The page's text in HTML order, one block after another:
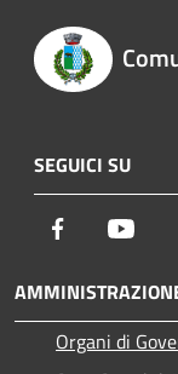
SEGUICI SU
Facebook
Organi di